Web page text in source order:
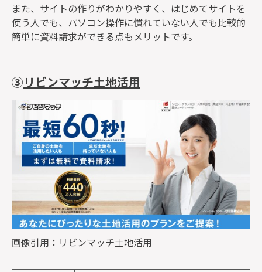
また、サイトの作りがわかりやすく、はじめてサイトを
使う人でも、パソコン操作に慣れていない人でも比較的
簡単に資料請求ができる点もメリットです。
③リビンマッチ土地活用
画像引用： リビンマッチ土地活用